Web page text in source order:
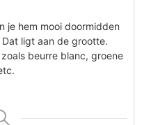
je hem mooi doormidden
ligt aan de grootte.
beurre blanc, groene